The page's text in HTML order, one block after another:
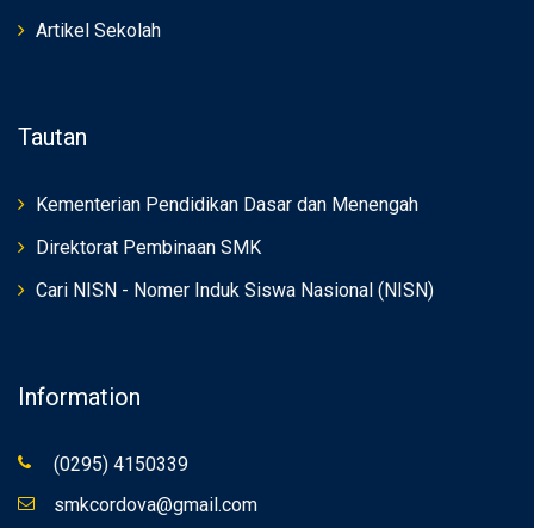
Artikel Sekolah
Tautan
Kementerian Pendidikan Dasar dan Menengah
Direktorat Pembinaan SMK
Cari NISN - Nomer Induk Siswa Nasional (NISN)
Information
(0295) 4150339
smkcordova@gmail.com